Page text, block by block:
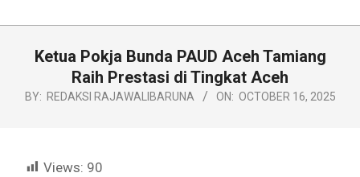
Primary
Ketua Pokja Bunda PAUD Aceh Tamiang
Raih Prestasi di Tingkat Aceh
BY: REDAKSI RAJAWALIBARUNA ON: OCTOBER 16, 2025
Views: 90